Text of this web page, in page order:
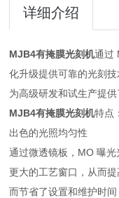
详细介绍
MJB4有掩膜光刻机通过
化升级提供可靠的光刻
为高级研发和试生产提供
MJB4有掩膜光刻机特点：
出色的光照均匀
通过微透镜板，MO 曝
更大的工艺窗口，从而
而节省了设置和维护时